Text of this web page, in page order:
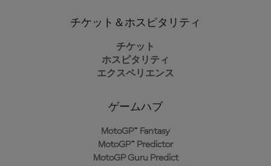
チケット＆ホスピタリティ
チケット
ホスピタリティ
エクスペリエンス
ゲームハブ
MotoGP™ Fantasy
MotoGP™ Predictor
MotoGP Guru Predict